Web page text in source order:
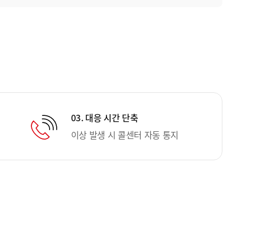
03. 대응 시간 단축
이상 발생 시 콜센터 자동 통지